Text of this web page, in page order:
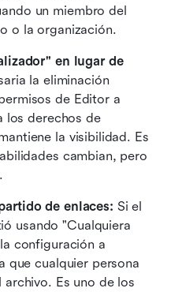
un miembro del
o la organización.
en lugar de
la eliminación
de Editor a
los derechos de
la visibilidad. Es
cambian, pero
de enlaces: Si el
usando "Cualquiera
configuración a
que cualquier persona
Es uno de los